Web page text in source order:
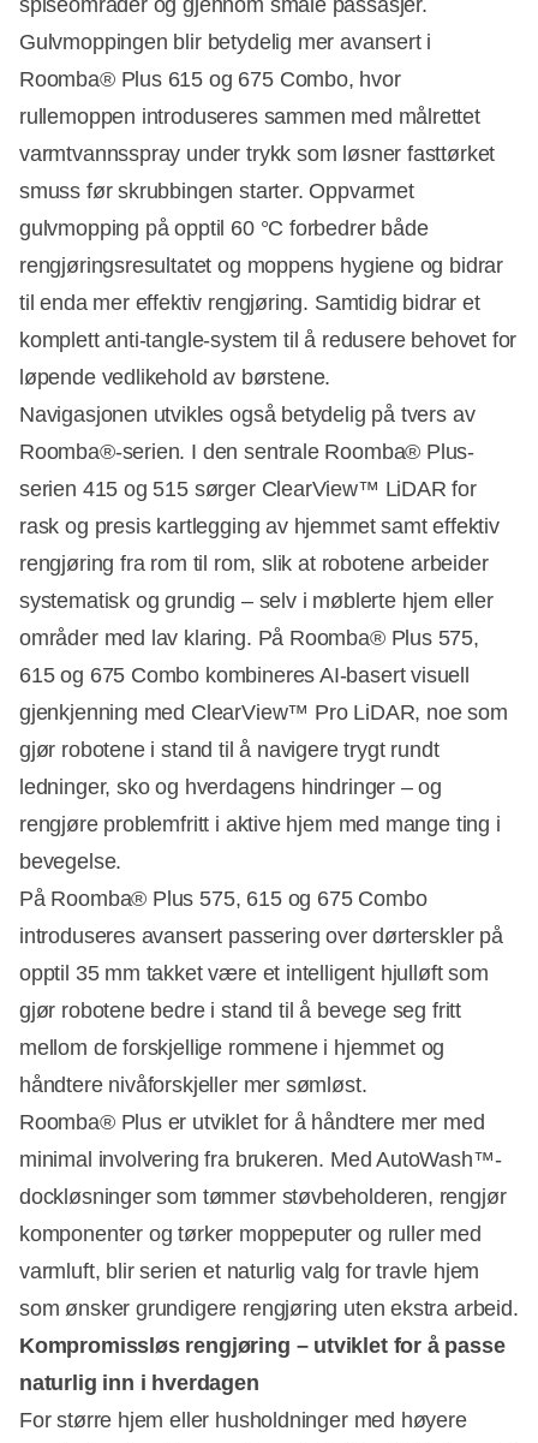
Gulvmoppingen blir betydelig mer avansert i
Roomba® Plus 615 og 675 Combo, hvor
rullemoppen introduseres sammen med målrettet
varmtvannsspray under trykk som løsner fasttørket
smuss før skrubbingen starter. Oppvarmet
gulvmopping på opptil 60 °C forbedrer både
rengjøringsresultatet og moppens hygiene og bidrar
til enda mer effektiv rengjøring. Samtidig bidrar et
komplett anti-tangle-system til å redusere behovet for
løpende vedlikehold av børstene.
Navigasjonen utvikles også betydelig på tvers av
Roomba®-serien. I den sentrale Roomba® Plus-
serien 415 og 515 sørger ClearView™ LiDAR for
rask og presis kartlegging av hjemmet samt effektiv
rengjøring fra rom til rom, slik at robotene arbeider
systematisk og grundig – selv i møblerte hjem eller
områder med lav klaring. På Roomba® Plus 575,
615 og 675 Combo kombineres AI-basert visuell
gjenkjenning med ClearView™ Pro LiDAR, noe som
gjør robotene i stand til å navigere trygt rundt
ledninger, sko og hverdagens hindringer – og
rengjøre problemfritt i aktive hjem med mange ting i
bevegelse.
På Roomba® Plus 575, 615 og 675 Combo
introduseres avansert passering over dørterskler på
opptil 35 mm takket være et intelligent hjulløft som
gjør robotene bedre i stand til å bevege seg fritt
mellom de forskjellige rommene i hjemmet og
håndtere nivåforskjeller mer sømløst.
Roomba® Plus er utviklet for å håndtere mer med
minimal involvering fra brukeren. Med AutoWash™-
dockløsninger som tømmer støvbeholderen, rengjør
komponenter og tørker moppeputer og ruller med
varmluft, blir serien et naturlig valg for travle hjem
som ønsker grundigere rengjøring uten ekstra arbeid.
Kompromissløs rengjøring – utviklet for å passe
naturlig inn i hverdagen
For større hjem eller husholdninger med høyere